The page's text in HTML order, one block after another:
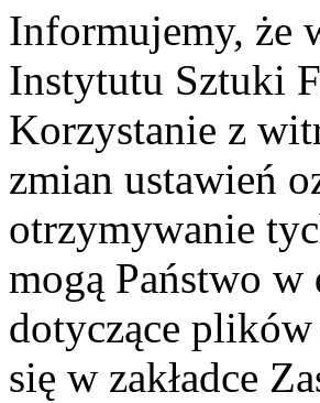
Informujemy, że
Instytutu Sztuki
Korzystanie z
zmian ustawień
otrzymywanie
mogą Państwo
dotyczące
się w zakładce